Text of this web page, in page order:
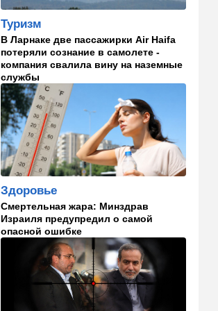
опасном вирусе
13:22 Стиль жизни
Что действительно помогает
пережить израильскую
жару, а что является мифом.
Разбираемся
12:52 Израиль
США суют Израилю палки в
колеса после гибели
военных в Ливане
12:46 Спорт
Иранский режим получил
удар по самолюбию -
публично, от женщин, из
Австралии
Общество
11 лет в бегах: в Бен-
Гурионе арестован педофил,
Туризм
В Ларнаке две пассажирки Air Haifa
потеряли сознание в самолете -
компания свалила вину на наземные
службы
Здоровье
Смертельная жара: Минздрав
Израиля предупредил о самой
опасной ошибке